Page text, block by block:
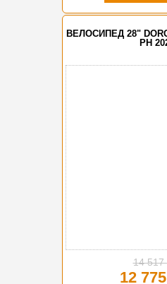
ВЕЛОСИПЕД 28"
PH
14 517
12